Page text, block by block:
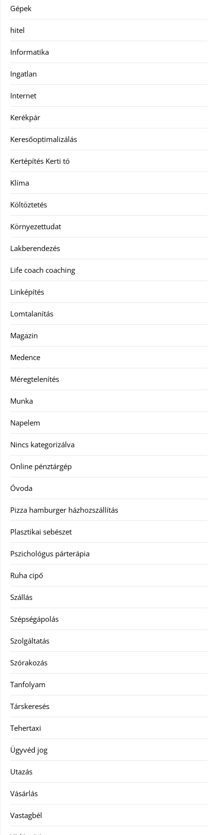
Gépek
hitel
Informatika
Ingatlan
Internet
Kerékpár
Keresőoptimalizálás
Kertépítés Kerti tó
Klíma
Költöztetés
Környezettudat
Lakberendezés
Life coach coaching
Linképítés
Lomtalanítás
Magazin
Medence
Méregtelenítés
Munka
Napelem
Nincs kategorizálva
Online pénztárgép
Óvoda
Pizza hamburger házhozszállítás
Plasztikai sebészet
Pszichológus párterápia
Ruha cipő
Szállás
Szépségápolás
Szolgáltatás
Szórakozás
Tanfolyam
Társkeresés
Tehertaxi
Ügyvéd jog
Utazás
Vásárlás
Vastagbél